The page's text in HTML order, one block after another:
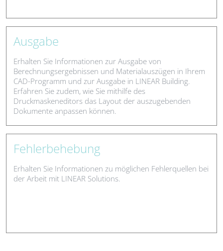
Ausgabe
Erhalten Sie Informationen zur Ausgabe von
Berechnungsergebnissen und Materialauszügen in Ihrem
CAD-Programm und zur Ausgabe in LINEAR Building.
Erfahren Sie zudem, wie Sie mithilfe des
Druckmaskeneditors das Layout der auszugebenden
Dokumente anpassen können.
Fehlerbehebung
Erhalten Sie Informationen zu möglichen Fehlerquellen bei
der Arbeit mit LINEAR Solutions.